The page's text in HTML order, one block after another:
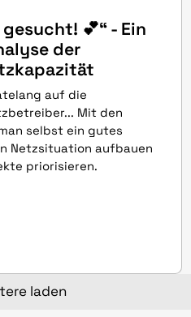
💕“ - Ein
der
auf die
Mit den
selbst ein gutes
Netzsituation aufbauen
priorisieren.
laden